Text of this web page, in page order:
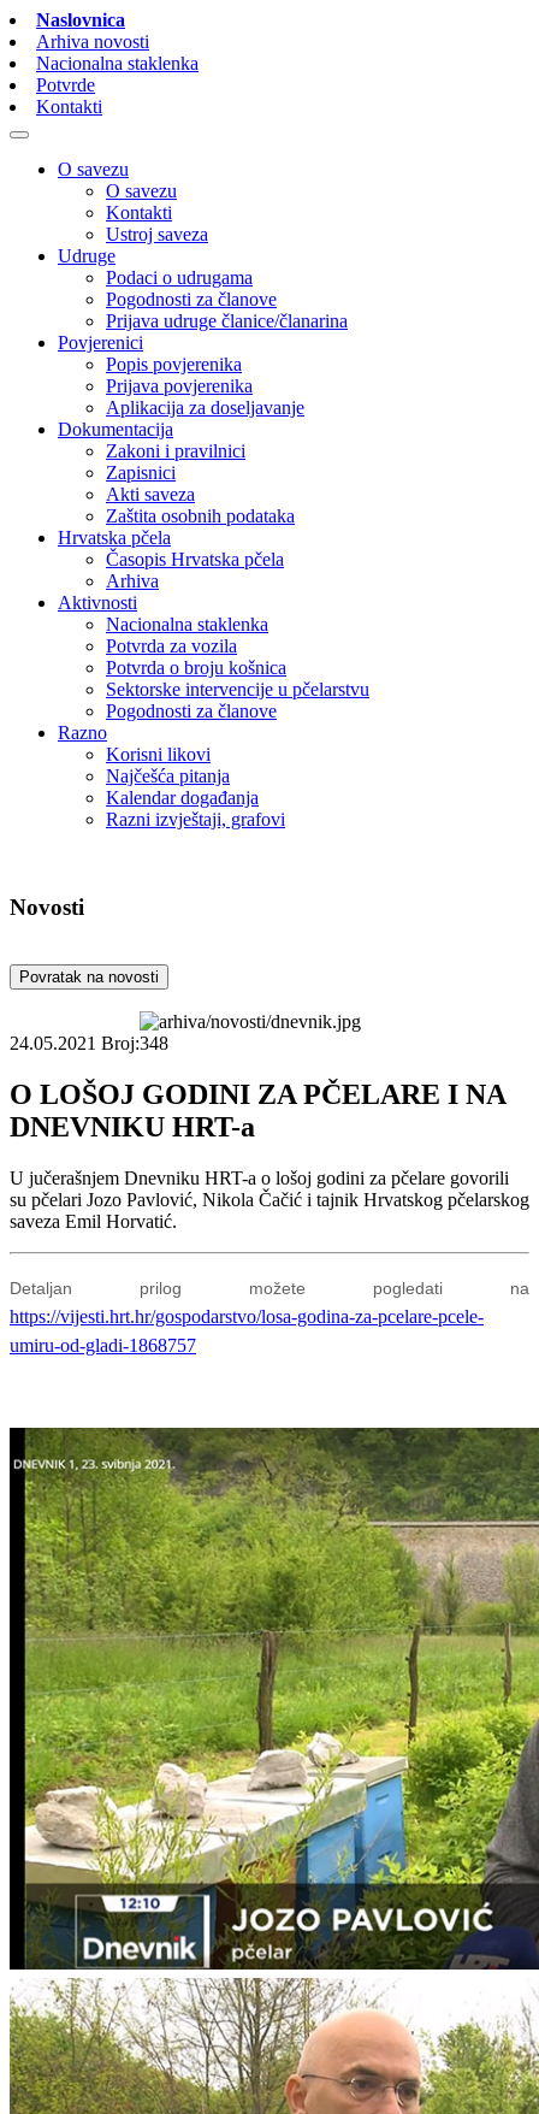
Naslovnica
Arhiva novosti
Nacionalna staklenka
Potvrde
Kontakti
O savezu
O savezu
Kontakti
Ustroj saveza
Udruge
Podaci o udrugama
Pogodnosti za članove
Prijava udruge članice/članarina
Povjerenici
Popis povjerenika
Prijava povjerenika
Aplikacija za doseljavanje
Dokumentacija
Zakoni i pravilnici
Zapisnici
Akti saveza
Zaštita osobnih podataka
Hrvatska pčela
Časopis Hrvatska pčela
Arhiva
Aktivnosti
Nacionalna staklenka
Potvrda za vozila
Potvrda o broju košnica
Sektorske intervencije u pčelarstvu
Pogodnosti za članove
Razno
Korisni likovi
Najčešća pitanja
Kalendar događanja
Razni izvještaji, grafovi
Novosti
Povratak na novosti
24.05.2021 Broj:348
O LOŠOJ GODINI ZA PČELARE I NA
DNEVNIKU HRT-a
U jučerašnjem Dnevniku HRT-a o lošoj godini za pčelare govorili
su pčelari Jozo Pavlović, Nikola Čačić i tajnik Hrvatskog pčelarskog
saveza Emil Horvatić.
Detaljan prilog možete pogledati na
https://vijesti.hrt.hr/gospodarstvo/losa-godina-za-pcelare-pcele-
umiru-od-gladi-1868757